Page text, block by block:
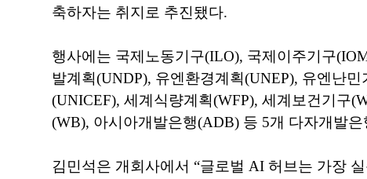
축하자는 취지로 추진됐다.
행사에는 국제노동기구(ILO), 국제이주기구
발계획(UNDP), 유엔환경계획(UNEP), 유엔난
(UNICEF), 세계식량계획(WFP), 세계보건기구
(WB), 아시아개발은행(ADB) 등 5개 다자개발
김민석은 개회사에서 “글로벌 AI 허브는 가장